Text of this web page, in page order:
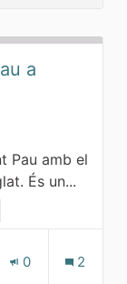
a
Pau amb el
És un...
i
0 2